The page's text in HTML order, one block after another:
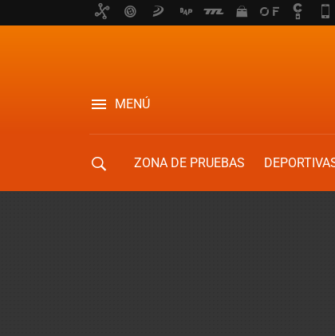
MENÚ
ZONA DE PRUEBAS